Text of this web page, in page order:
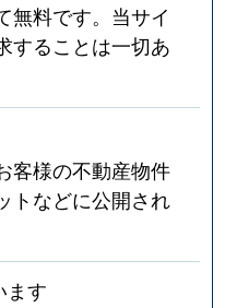
無料です。当サイ
することは一切あ
客様の不動産物件
トなどに公開され
ます